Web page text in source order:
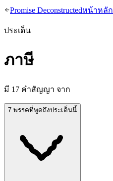
Promise Deconstructedหน้าหลัก
ประเด็น
ภาษี
มี 17 คำสัญญา จาก
7 พรรคที่พูดถึงประเด็นนี้